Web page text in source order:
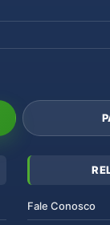
Fale Conosco